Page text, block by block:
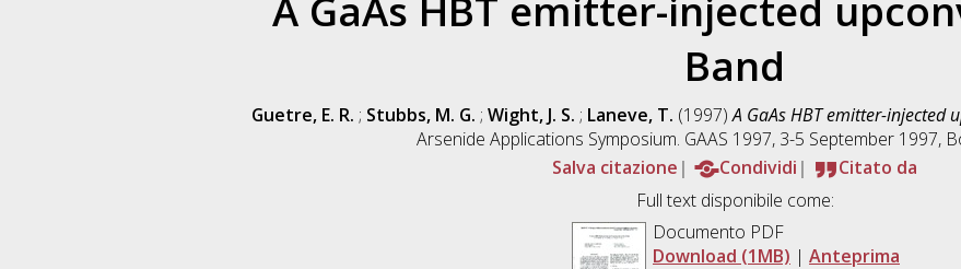
A GaAs HBT emitter-injected
Band
Guetre, E. R. ; Stubbs, M. G. ; Wight, J. S. ; Laneve, T. (1997)A GaAs HBT emitter-injected
Arsenide Applications Symposium. GAAS 1997, 3-5 September 1997,
Salva citazione
Condividi
Citato da
Full text disponibile come:
Documento PDF
Download (1MB) | Anteprima